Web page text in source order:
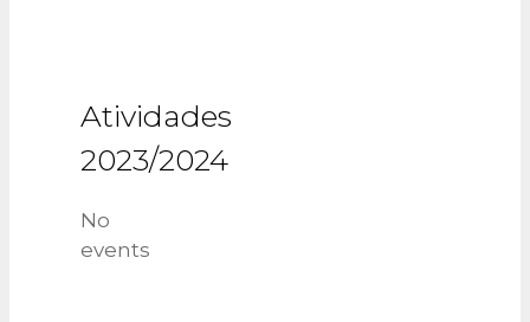
Atividades
2023/2024
No
events